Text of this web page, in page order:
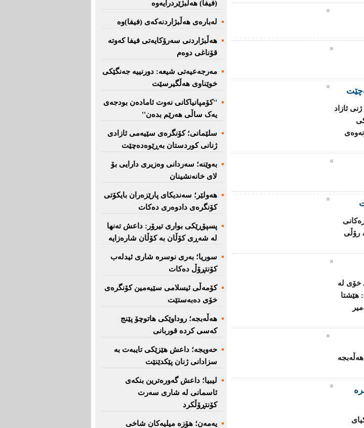
ئازاد
رۆڵی
خۆی لە
هێشتا
(فیفا) هەڵبژێردرایەوە
لەبارەی هەڵبژاردنەكەی (فیفا)وە
هەڵبژاردنی سەرۆكایەتی فیفا كەوتە
قۆناغی دوەم
مەرجەعیەتی شیعە: دورنییە جەنگێكی
خوێناوی هەڵگیرسێت
''کۆمپانیاکانی نەوت ئامادەن بودجەی
یەک ساڵی هەرێم بدەن''
سلێمانی؛ كۆنگرەی سێیەمی ئازادی
ژنانی كوردستان بەڕێوەدەچێت
بەوێنە؛ سەردانی وەزیری دارایی بۆ
لای خانەنشینان
هەولێر؛ سەندیكای پارێزەران بایكۆتی
كۆنگرەی دادوەری دەكات
پسپۆڕێكی بواری تیرۆر: داعش تەنها
لە شەڕی كۆڵان بە كۆڵان شارەزایە
سوریا؛ بەری نوسرە شاری ئیدلەب
كۆنتڕۆڵ دەكات
كۆمەڵی ئیسلامی سێیەمین كۆنگرەی
خۆی دەبەستێت
هەڵەبجە؛ روداوێکی هاتوچۆ پێنج
کەسی کردە قوربانی
حەویجە؛ داعش هێزێكی تایبەت بە
سزادانی ژنان پێكدێنێت
لیبیا؛ داعش گەورەترین بنكەی
ئاسمانی لە شاری سەرت
کۆنتڕۆڵکرد
یەمەن؛ هۆزە میلیەكان شاخی